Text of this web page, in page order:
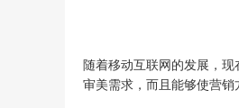
随着移动互联网的发展，
审美需求，而且能够使营销